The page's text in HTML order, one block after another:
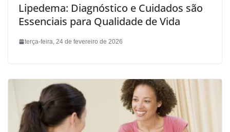
Lipedema: Diagnóstico e Cuidados são
Essenciais para Qualidade de Vida
terça-feira, 24 de fevereiro de 2026